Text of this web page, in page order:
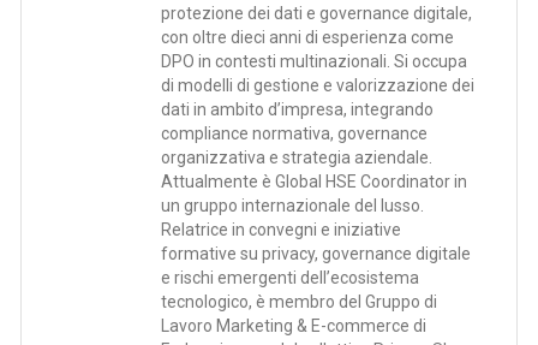
protezione dei dati e governance digitale,
con oltre dieci anni di esperienza come
DPO in contesti multinazionali. Si occupa
di modelli di gestione e valorizzazione dei
dati in ambito d’impresa, integrando
compliance normativa, governance
organizzativa e strategia aziendale.
Attualmente è Global HSE Coordinator in
un gruppo internazionale del lusso.
Relatrice in convegni e iniziative
formative su privacy, governance digitale
e rischi emergenti dell’ecosistema
tecnologico, è membro del Gruppo di
Lavoro Marketing & E-commerce di